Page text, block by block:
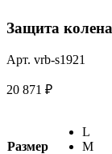
Защита
Арт. vrb-s1921
20 871 ₽
Размер
L
M